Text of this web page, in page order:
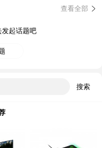
查看全部
起话题吧
搜索